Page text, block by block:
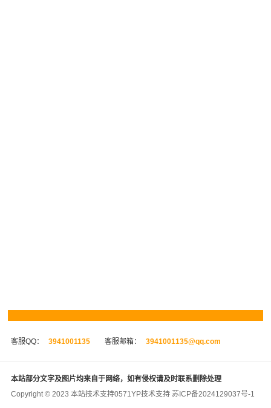
客服QQ： 3941001135 客服邮箱： 3941001135@qq.com
本站部分文字及图片均来自于网络，如有侵权请及时联系删除处理
Copyright © 2023 本站技术支持0571YP技术支持 苏ICP备2024129037号-1